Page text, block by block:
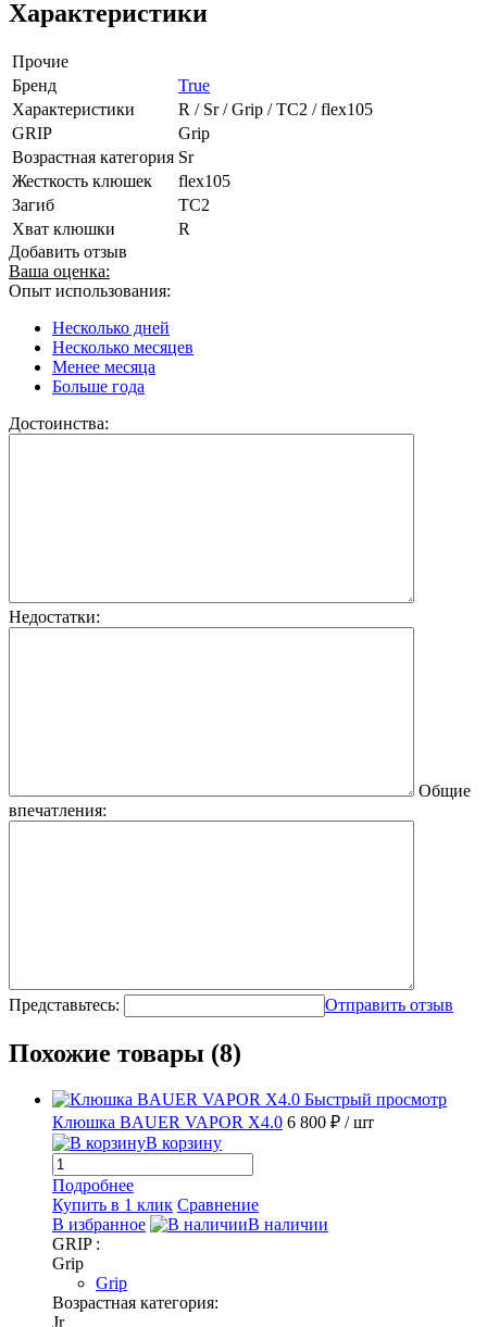
Характеристики
Прочие
Бренд
True
Характеристики
R / Sr / Grip / TC2 / flex105
GRIP
Grip
Возрастная категория Sr
Жесткость клюшек
flex105
Загиб
TC2
Хват клюшки
R
Добавить отзыв
Ваша оценка:
Опыт использования:
Несколько дней
Несколько месяцев
Менее месяца
Больше года
Достоинства:
Недостатки:
Общие
впечатления:
Представьтесь: Отправить отзыв
Похожие товары (8)
Быстрый просмотр
Клюшка BAUER VAPOR X4.0 6 800 ₽ / шт
В корзину
Подробнее
Купить в 1 клик Сравнение
В избранное
В наличии
GRIP :
Grip
Grip
Возрастная категория:
Jr